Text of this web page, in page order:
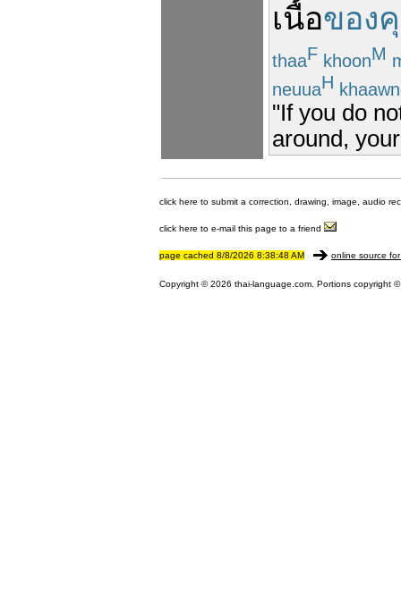
เนื้อของ
thaaF khoonM
neuuaH
"If you do
around,
click here to submit a correction, drawing, image, audio
click here to e-mail this page to a friend
page cached 8/8/2026 8:38:48 AM online source
Copyright © 2026 thai-language.com. Portions copyright